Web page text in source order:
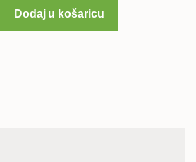
Huawei
Dodaj u košaricu